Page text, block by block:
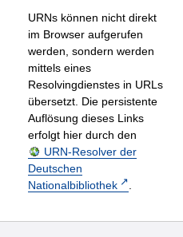
URNs können nicht direkt
im Browser aufgerufen
werden, sondern werden
mittels eines
Resolvingdienstes in URLs
übersetzt. Die persistente
Auflösung dieses Links
erfolgt hier durch den
URN-Resolver der
Deutschen
Nationalbibliothek
.